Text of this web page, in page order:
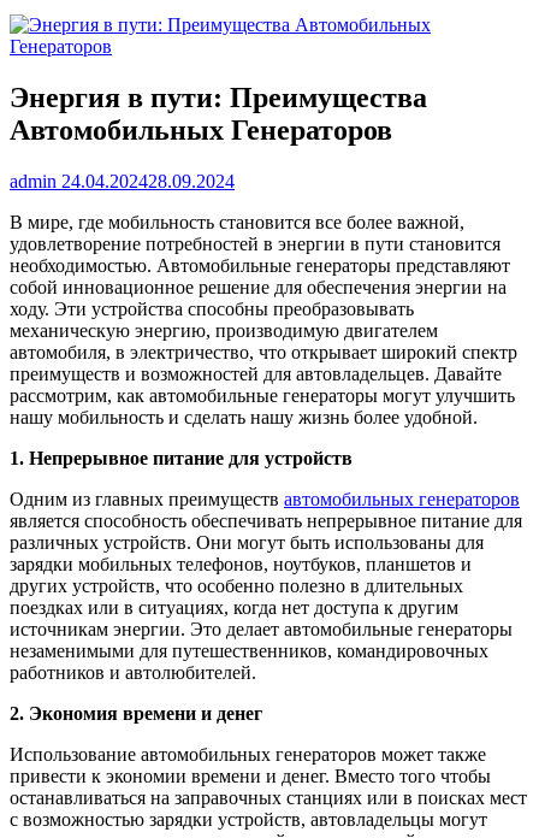
Энергия в пути: Преимущества
Автомобильных Генераторов
admin 24.04.202428.09.2024
В мире, где мобильность становится все более важной,
удовлетворение потребностей в энергии в пути становится
необходимостью. Автомобильные генераторы представляют
собой инновационное решение для обеспечения энергии на
ходу. Эти устройства способны преобразовывать
механическую энергию, производимую двигателем
автомобиля, в электричество, что открывает широкий спектр
преимуществ и возможностей для автовладельцев. Давайте
рассмотрим, как автомобильные генераторы могут улучшить
нашу мобильность и сделать нашу жизнь более удобной.
1. Непрерывное питание для устройств
Одним из главных преимуществ автомобильных генераторов
является способность обеспечивать непрерывное питание для
различных устройств. Они могут быть использованы для
зарядки мобильных телефонов, ноутбуков, планшетов и
других устройств, что особенно полезно в длительных
поездках или в ситуациях, когда нет доступа к другим
источникам энергии. Это делает автомобильные генераторы
незаменимыми для путешественников, командировочных
работников и автолюбителей.
2. Экономия времени и денег
Использование автомобильных генераторов может также
привести к экономии времени и денег. Вместо того чтобы
останавливаться на заправочных станциях или в поисках мест
с возможностью зарядки устройств, автовладельцы могут